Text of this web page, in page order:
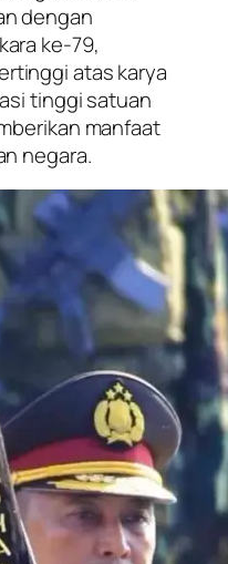
dengan
ke-79,
atas karya
tinggi satuan
manfaat
negara.